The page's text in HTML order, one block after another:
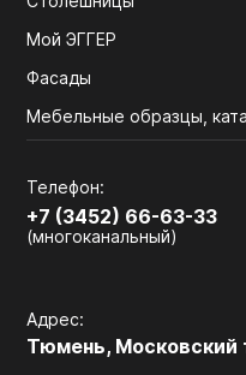
Мой ЭГГЕР
Фасады
Мебельные образцы,
Телефон:
+7 (3452) 66-63-33
(многоканальный)
Адрес:
Тюмень, Московский